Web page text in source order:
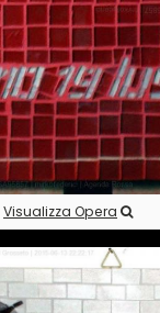
Visualizza Opera